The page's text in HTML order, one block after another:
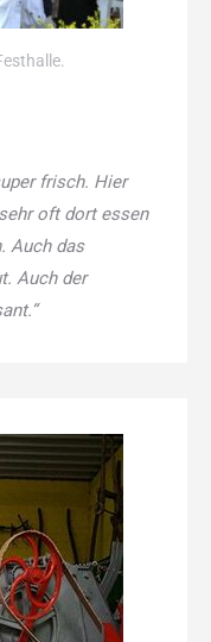
frisch. Hier
oft dort essen
Auch das
Auch der